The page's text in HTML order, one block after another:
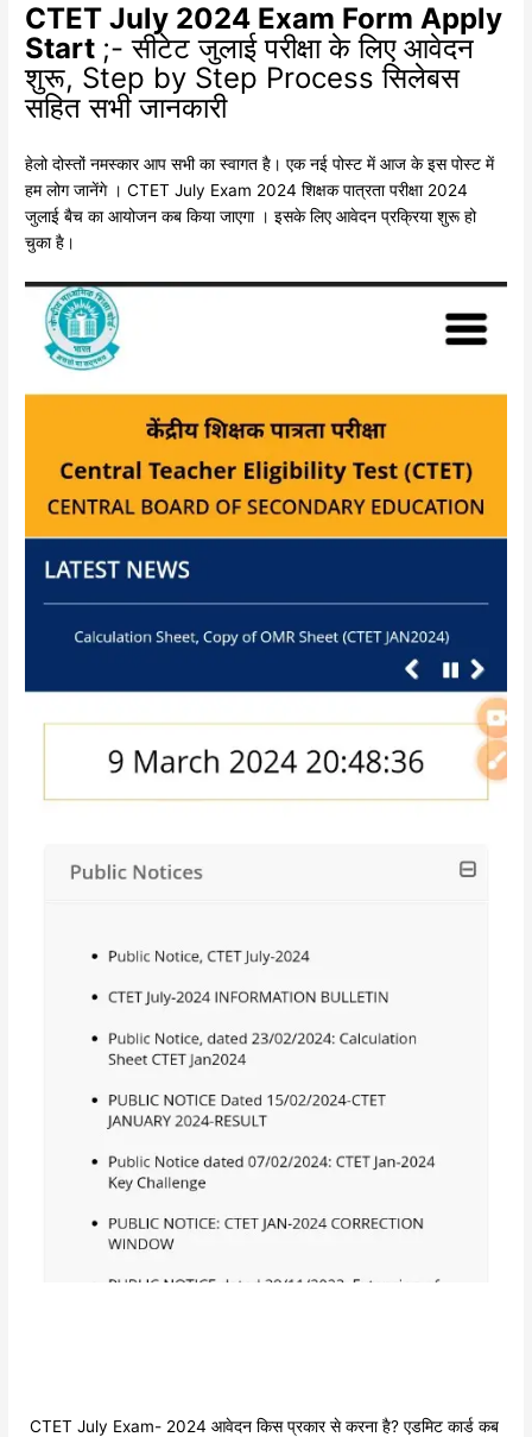
CTET July 2024 Exam Form Apply
Start ;- सीटेट जुलाई परीक्षा के लिए आवेदन
शुरू, Step by Step Process सिलेबस
सहित सभी जानकारी
हेलो दोस्तों नमस्कार आप सभी का स्वागत है। एक नई पोस्ट में आज के इस पोस्ट में
हम लोग जानेंगे । CTET July Exam 2024 शिक्षक पात्रता परीक्षा 2024
जुलाई बैच का आयोजन कब किया जाएगा । इसके लिए आवेदन प्रक्रिया शुरू हो
चुका है।
CTET July Exam- 2024 आवेदन किस प्रकार से करना है? एडमिट कार्ड कब